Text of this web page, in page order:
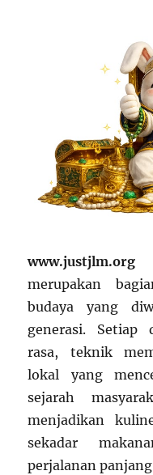
www.justjlm.org
merupakan
budaya yang
generasi. Setiap
rasa, teknik
lokal yang
sejarah
menjadikan
sekadar
perjalanan